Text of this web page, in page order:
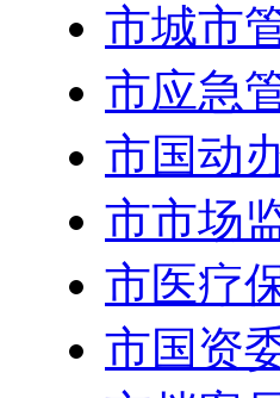
市城市
市应急
市国动
市市场
市医疗
市国资